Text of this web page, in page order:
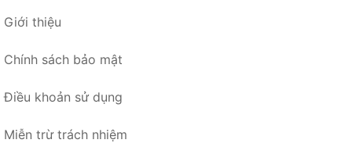
Giới thiệu
Chính sách bảo mật
Điều khoản sử dụng
Miễn trừ trách nhiệm